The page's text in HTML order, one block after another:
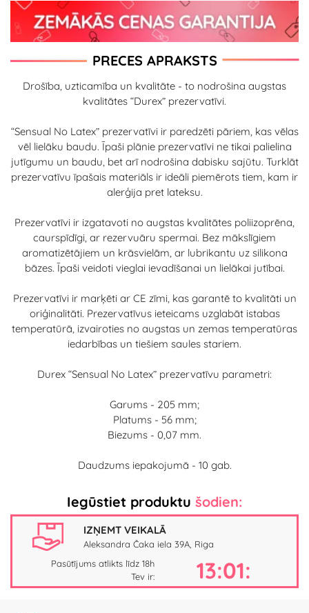
PRECES APRAKSTS
Drošība, uzticamība un kvalitāte - to nodrošina augstas
kvalitātes “Durex” prezervatīvi.
“Sensual No Latex” prezervatīvi ir paredzēti pāriem, kas vēlas
vēl lielāku baudu. Īpaši plānie prezervatīvi ne tikai palielina
jutīgumu un baudu, bet arī nodrošina dabisku sajūtu. Turklāt
prezervatīvu īpašais materiāls ir ideāli piemērots tiem, kam ir
alerģija pret lateksu.
Prezervatīvi ir izgatavoti no augstas kvalitātes poliizoprēna,
caurspīdīgi, ar rezervuāru spermai. Bez mākslīgiem
aromatizētājiem un krāsvielām, ar lubrikantu uz silikona
bāzes. Īpaši veidoti vieglai ievadīšanai un lielākai jutībai.
Prezervatīvi ir marķēti ar CE zīmi, kas garantē to kvalitāti un
oriģinalitāti. Prezervatīvus ieteicams uzglabāt istabas
temperatūrā, izvairoties no augstas un zemas temperatūras
iedarbības un tiešiem saules stariem.
Durex “Sensual No Latex” prezervatīvu parametri:
Garums - 205 mm;
Platums - 56 mm;
Biezums - 0,07 mm.
Daudzums iepakojumā - 10 gab.
Iegūstiet produktu šodien:
IZŅEMT VEIKALĀ
Aleksandra Čaka iela 39A, Riga
Pasūtījums atlikts līdz 18h
Tev ir:
13:01: